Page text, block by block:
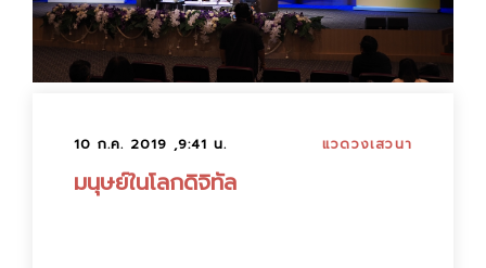
10 ก.ค. 2019 ,9:41 น. แวดวงเสวนา
มนุษย์ในโลกดิจิทัล